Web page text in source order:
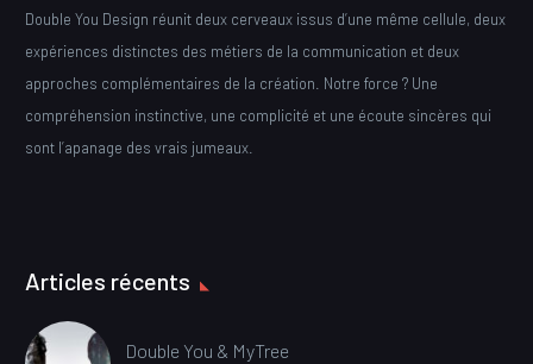
Double You Design réunit deux cerveaux issus d’une même cellule, deux
expériences distinctes des métiers de la communication et deux
approches complémentaires de la création. Notre force ? Une
compréhension instinctive, une complicité et une écoute sincères qui
sont l’apanage des vrais jumeaux.
Articles récents
Double You & MyTree